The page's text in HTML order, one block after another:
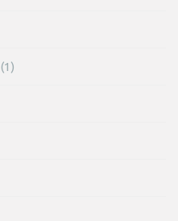
(1)